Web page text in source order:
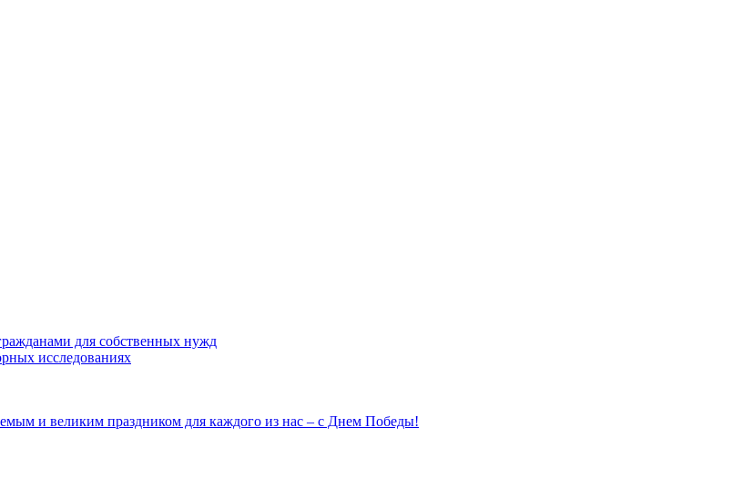
для собственных нужд
исследованиях
и великим праздником для каждого из нас – с Днем Победы!